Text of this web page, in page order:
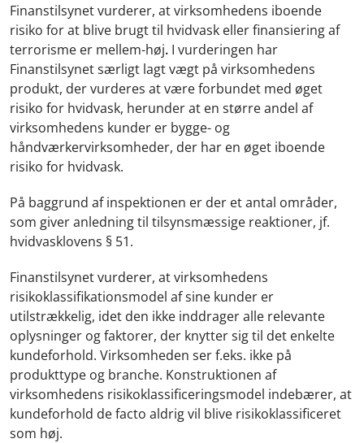
Finanstilsynet vurderer, at virksomhedens iboende
risiko for at blive brugt til hvidvask eller finansiering af
terrorisme er mellem-høj. I vurderingen har
Finanstilsynet særligt lagt vægt på virksomhedens
produkt, der vurderes at være forbundet med øget
risiko for hvidvask, herunder at en større andel af
virksomhedens kunder er bygge- og
håndværkervirksomheder, der har en øget iboende
risiko for hvidvask.
På baggrund af inspektionen er der et antal områder,
som giver anledning til tilsynsmæssige reaktioner, jf.
hvidvasklovens § 51.
Finanstilsynet vurderer, at virksomhedens
risikoklassifikationsmodel af sine kunder er
utilstrækkelig, idet den ikke inddrager alle relevante
oplysninger og faktorer, der knytter sig til det enkelte
kundeforhold. Virksomheden ser f.eks. ikke på
produkttype og branche. Konstruktionen af
virksomhedens risikoklassificeringsmodel indebærer, at
kundeforhold de facto aldrig vil blive risikoklassificeret
som høj.